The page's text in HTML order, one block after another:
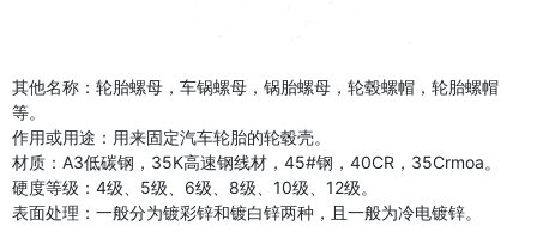
其他名称：轮胎螺母，车锅螺母，锅胎螺母，轮毂螺帽，轮胎螺帽
等。
作用或用途：用来固定汽车轮胎的轮毂壳。
材质：A3低碳钢，35K高速钢线材，45#钢，40CR，35Crmoa。
硬度等级：4级、5级、6级、8级、10级、12级。
表面处理：一般分为镀彩锌和镀白锌两种，且一般为冷电镀锌。